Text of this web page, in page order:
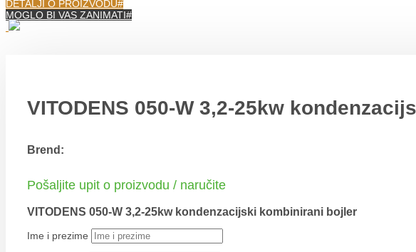
DETALJI O PROIZVODU
MOGLO BI VAS ZANIMATI
VITODENS 050-W 3,2-25kw
Brend:
Pošaljite upit o proizvodu / naručite
VITODENS 050-W 3,2-25kw kondenzacijski kombinirani bojler
Ime i prezime